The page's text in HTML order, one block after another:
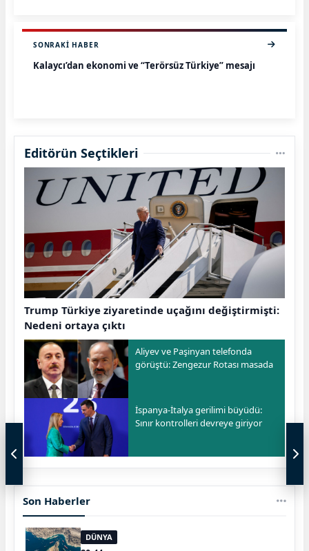
SONRAKI HABER
Kalaycı’dan ekonomi ve “Terörsüz Türkiye” mesajı
Editörün Seçtikleri
Trump Türkiye ziyaretinde uçağını değiştirmişti:
Nedeni ortaya çıktı
Aliyev ve Paşinyan telefonda
görüştü: Zengezur Rotası masada
İspanya-İtalya gerilimi büyüdü:
Sınır kontrolleri devreye giriyor
Son Haberler
DÜNYA